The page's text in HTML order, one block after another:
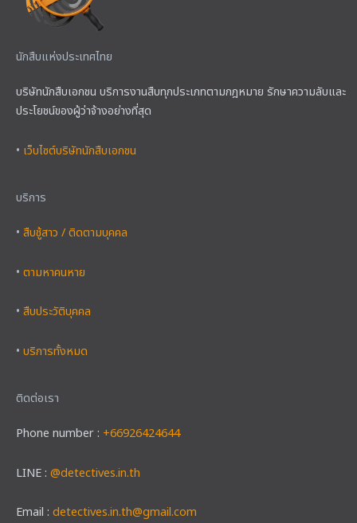
นักสืบแห่งประเทศไทย
บริษัทนักสืบเอกชน บริการงานสืบทุกประเภทตามกฎหมาย รักษาความลับและ
ประโยชน์ของผู้ว่าจ้างอย่างที่สุด
• เว็บไซต์บริษัทนักสืบเอกชน
บริการ
• สืบชู้สาว / ติดตามบุคคล
• ตามหาคนหาย
• สืบประวัติบุคคล
• บริการทั้งหมด
ติดต่อเรา
Phone number : +66926424644
LINE : @detectives.in.th
Email : detectives.in.th@gmail.com